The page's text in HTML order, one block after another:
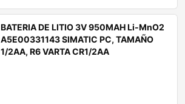
BATERIA DE LITIO 3V 950MAH Li-MnO2
A5E00331143 SIMATIC PC, TAMAÑO
1/2AA, R6 VARTA CR1/2AA